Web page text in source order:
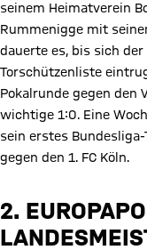
seinem Heimatverein
Rummenigge mit
dauerte es, bis sich
Torschützenliste
Pokalrunde gegen den
wichtige 1:0. Eine
sein erstes
gegen den 1. FC Köln.
2.